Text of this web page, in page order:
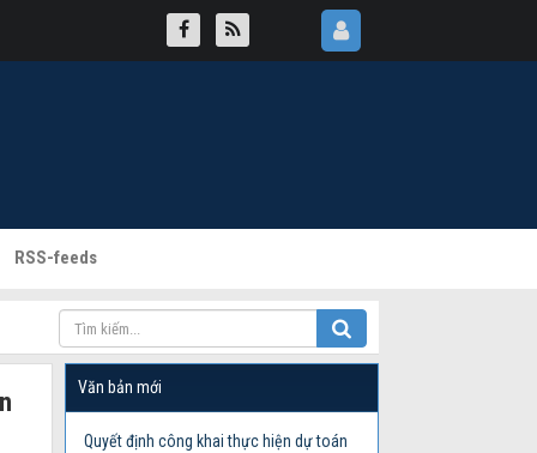
RSS-feeds
Văn bản mới
Quyết định công khai thực hiện dự toán